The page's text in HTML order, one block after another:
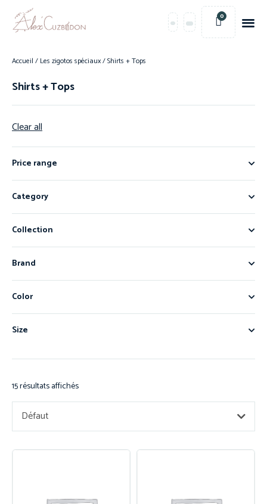
0
Accueil / Les zigotos spéciaux/ Shirts + Tops
Shirts + Tops
Clear all
Price range
Category
Collection
Brand
Color
Size
15 résultats affichés
Défaut